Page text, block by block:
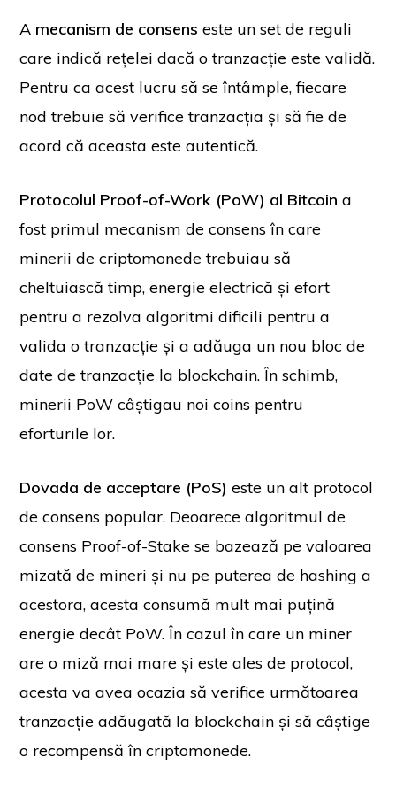
A mecanism de consens este un set de reguli
care indică rețelei dacă o tranzacție este validă.
Pentru ca acest lucru să se întâmple, fiecare
nod trebuie să verifice tranzacția și să fie de
acord că aceasta este autentică.
Protocolul Proof-of-Work (PoW) al Bitcoina
fost primul mecanism de consens în care
minerii de criptomonede trebuiau să
cheltuiască timp, energie electrică și efort
pentru a rezolva algoritmi dificili pentru a
valida o tranzacție și a adăuga un nou bloc de
date de tranzacție la blockchain. În schimb,
minerii PoW câștigau noi coins pentru
eforturile lor.
Dovada de acceptare (PoS) este un alt protocol
de consens popular. Deoarece algoritmul de
consens Proof-of-Stake se bazează pe valoarea
mizată de mineri și nu pe puterea de hashing a
acestora, acesta consumă mult mai puțină
energie decât PoW. În cazul în care un miner
are o miză mai mare și este ales de protocol,
acesta va avea ocazia să verifice următoarea
tranzacție adăugată la blockchain și să câștige
o recompensă în criptomonede.